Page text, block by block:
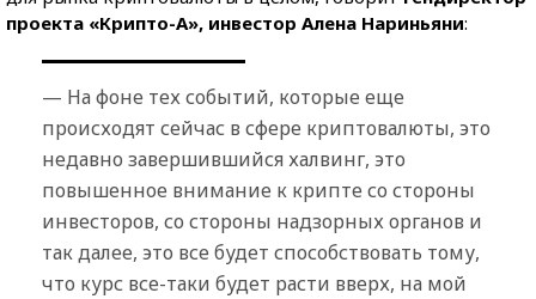
проекта «Крипто-А», инвестор Алена Нариньяни:
— На фоне тех событий, которые еще
происходят сейчас в сфере криптовалюты, это
недавно завершившийся халвинг, это
повышенное внимание к крипте со стороны
инвесторов, со стороны надзорных органов и
так далее, это все будет способствовать тому,
что курс все-таки будет расти вверх, на мой